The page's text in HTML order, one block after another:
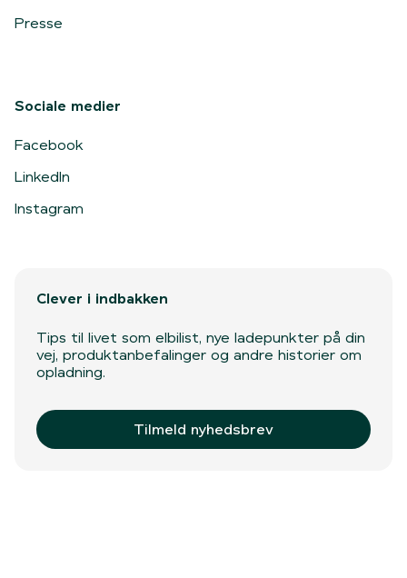
Presse
Sociale medier
Facebook
LinkedIn
Instagram
Clever i indbakken
Tips til livet som elbilist, nye ladepunkter på din
vej, produktanbefalinger og andre historier om
opladning.
Tilmeld nyhedsbrev